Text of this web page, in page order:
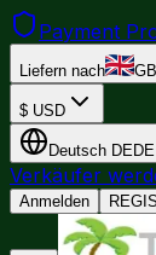
Payment
Liefern nach
$ USD
Deutsch DEDE
Verkäufer
Anmelden